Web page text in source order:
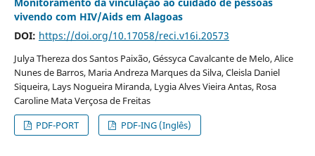
Monitoramento da vinculação ao cuidado de pessoas
vivendo com HIV/Aids em Alagoas
DOI: https://doi.org/10.17058/reci.v16i.20573
Julya Thereza dos Santos Paixão, Géssyca Cavalcante de Melo, Alice
Nunes de Barros, Maria Andreza Marques da Silva, Cleisla Daniel
Siqueira, Lays Nogueira Miranda, Lygia Alves Vieira Antas, Rosa
Caroline Mata Verçosa de Freitas
PDF-PORT
PDF-ING (Inglês)